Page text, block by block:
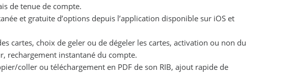
de tenue de compte.
et gratuite d’options depuis l’application disponible sur iOS et
cartes, choix de geler ou de dégeler les cartes, activation ou non du
rechargement instantané du compte.
coller ou téléchargement en PDF de son RIB, ajout rapide de